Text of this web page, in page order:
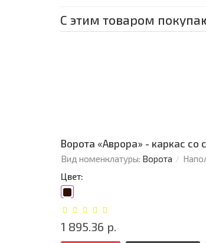
С этим товаром
Ворота «Аврора» - каркас со
Вид номенклатуры: Ворота
Цвет:
1 895.36 р.